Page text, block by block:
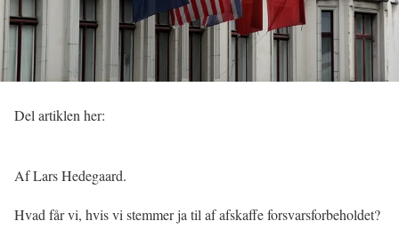
Del artiklen her:
Af Lars Hedegaard.
Hvad får vi, hvis vi stemmer ja til af afskaffe forsvarsforbeholdet?